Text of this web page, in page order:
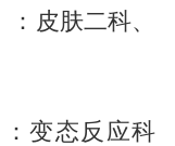
皮肤二科、
变态反应科